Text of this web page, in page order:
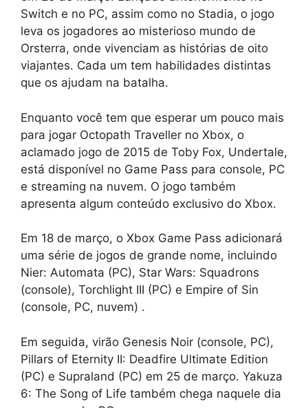
Switch e no PC, assim como no Stadia, o jogo
leva os jogadores ao misterioso mundo de
Orsterra, onde vivenciam as histórias de oito
viajantes. Cada um tem habilidades distintas
que os ajudam na batalha.
Enquanto você tem que esperar um pouco mais
para jogar Octopath Traveller no Xbox, o
aclamado jogo de 2015 de Toby Fox, Undertale,
está disponível no Game Pass para console, PC
e streaming na nuvem. O jogo também
apresenta algum conteúdo exclusivo do Xbox.
Em 18 de março, o Xbox Game Pass adicionará
uma série de jogos de grande nome, incluindo
Nier: Automata (PC), Star Wars: Squadrons
(console), Torchlight III (PC) e Empire of Sin
(console, PC, nuvem) .
Em seguida, virão Genesis Noir (console, PC),
Pillars of Eternity II: Deadfire Ultimate Edition
(PC) e Supraland (PC) em 25 de março. Yakuza
6: The Song of Life também chega naquele dia